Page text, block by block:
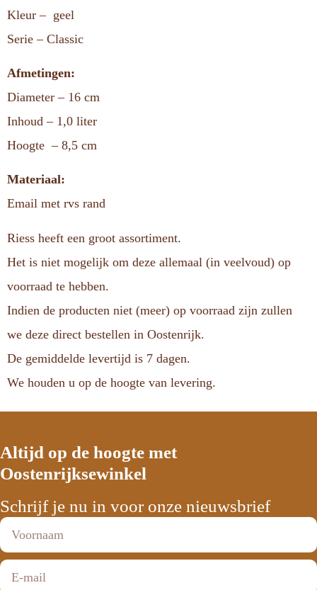
Kleur – geel
Serie – Classic
Afmetingen:
Diameter – 16 cm
Inhoud – 1,0 liter
Hoogte – 8,5 cm
Materiaal:
Email met rvs rand
Riess heeft een groot assortiment.
Het is niet mogelijk om deze allemaal (in veelvoud) op
voorraad te hebben.
Indien de producten niet (meer) op voorraad zijn zullen
we deze direct bestellen in Oostenrijk.
De gemiddelde levertijd is 7 dagen.
We houden u op de hoogte van levering.
Altijd op de hoogte met
Oostenrijksewinkel
Schrijf je nu in voor onze nieuwsbrief